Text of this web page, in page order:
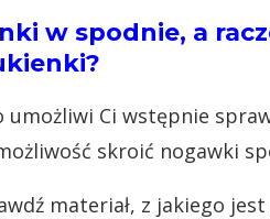
w spodnie, a
Ci wstępnie
skroić nogawki
materiał, z jakiego